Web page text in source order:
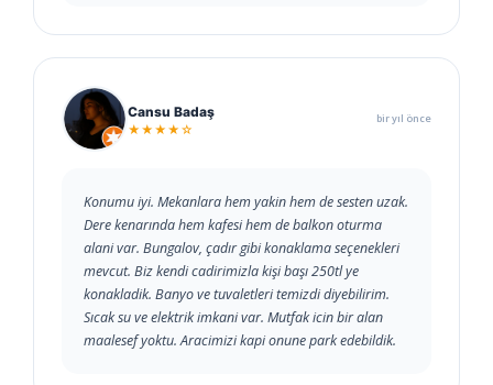
Cansu Badaş
★★★★☆
bir yıl önce
Konumu iyi. Mekanlara hem yakin hem de sesten uzak.
Dere kenarında hem kafesi hem de balkon oturma
alani var. Bungalov, çadır gibi konaklama seçenekleri
mevcut. Biz kendi cadirimizla kişi başı 250tl ye
konakladik. Banyo ve tuvaletleri temizdi diyebilirim.
Sıcak su ve elektrik imkani var. Mutfak icin bir alan
maalesef yoktu. Aracimizi kapi onune park edebildik.